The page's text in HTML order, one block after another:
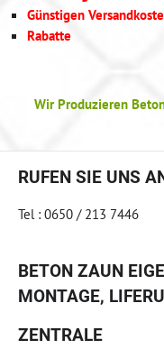
Günstigen
Rabatte
Wir Produzieren
RUFEN SIE UNS
Tel : 0650 / 213 7446
BETON ZAUN
MONTAGE,
ZENTRALE